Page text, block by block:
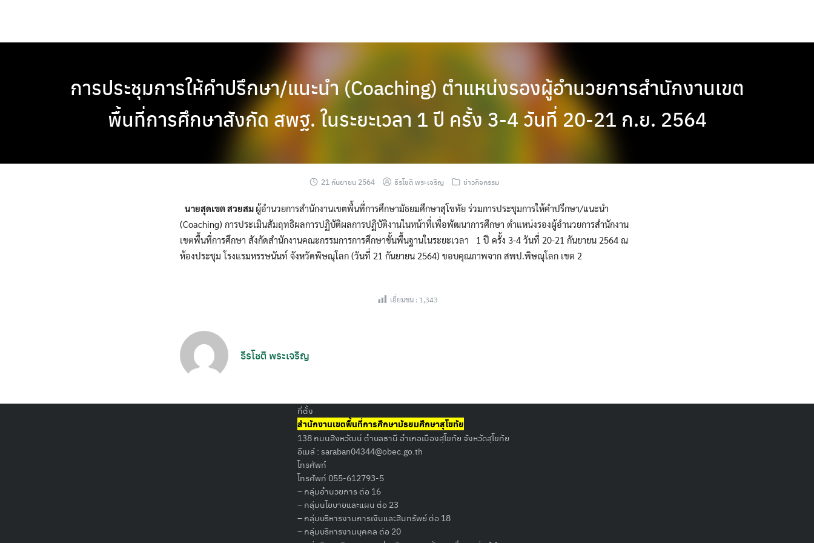
การประชุมการให้คำปรึกษา/แนะนำ (Coaching) ตำแหน่งรองผู้อำนวยการสำนักงานเขต
พื้นที่การศึกษาสังกัด สพฐ. ในระยะเวลา 1 ปี ครั้ง 3-4 วันที่ 20-21 ก.ย. 2564
21 กันยายน 2564 ธีรโชติ พระเจริญ ข่าวกิจกรรม
นายสุดเขต สวยสม ผู้อำนวยการสำนักงานเขตพื้นที่การศึกษามัธยมศึกษาสุโขทัย ร่วมการประชุมการให้คำปรึกษา/แนะนำ
(Coaching) การประเมินสัมฤทธิผลการปฏิบัติผลการปฏิบัติงานในหน้าที่เพื่อพัฒนาการศึกษา ตำแหน่งรองผู้อำนวยการสำนักงาน
เขตพื้นที่การศึกษา สังกัดสำนักงานคณะกรรมการการศึกษาขั้นพื้นฐานในระยะเวลา 1 ปี ครั้ง 3-4 วันที่ 20-21 กันยายน 2564 ณ
ห้องประชุม โรงแรมหรรษนันท์ จังหวัดพิษณุโลก (วันที่ 21 กันยายน 2564) ขอบคุณภาพจาก สพป.พิษณุโลก เขต 2
เยี่ยมชม : 1,343
ธีรโชติ พระเจริญ
ที่ตั้ง
สำนักงานเขตพื้นที่การศึกษามัธยมศึกษาสุโขทัย
138 ถนนสิงหวัฒน์ ตำบลธานี อำเภอเมืองสุโขทัย จังหวัดสุโขทัย
อีเมล์ : saraban04344@obec.go.th
โทรศัพท์
โทรศัพท์ 055-612793-5
– กลุ่มอำนวยการ ต่อ 16
– กลุ่มนโยบายและแผน ต่อ 23
– กลุ่มบริหารงานการเงินและสินทรัพย์ ต่อ 18
– กลุ่มบริหารงานบุคคล ต่อ 20